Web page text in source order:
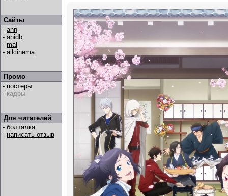
Сайты
- ann
- anidb
- mal
- allcinema
Промо
- постеры
- кадры
Для читателей
- болталка
- написать отзыв